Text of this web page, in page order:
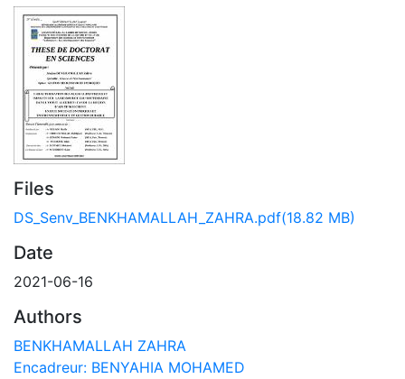
Files
DS_Senv_BENKHAMALLAH_ZAHRA.pdf(18.82 MB)
Date
2021-06-16
Authors
BENKHAMALLAH ZAHRA
Encadreur: BENYAHIA MOHAMED